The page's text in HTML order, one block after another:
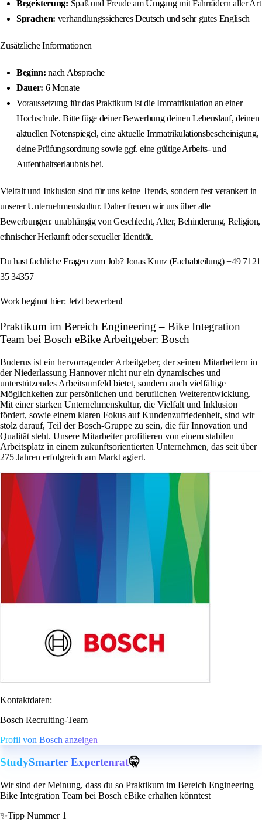
Begeisterung: Spaß und Freude am Umgang mit Fahrrädern aller Art
Sprachen: verhandlungssicheres Deutsch und sehr gutes Englisch
Zusätzliche Informationen
Beginn: nach Absprache
Dauer: 6 Monate
Voraussetzung für das Praktikum ist die Immatrikulation an einer
Hochschule. Bitte füge deiner Bewerbung deinen Lebenslauf, deinen
aktuellen Notenspiegel, eine aktuelle Immatrikulationsbescheinigung,
deine Prüfungsordnung sowie ggf. eine gültige Arbeits- und
Aufenthaltserlaubnis bei.
Vielfalt und Inklusion sind für uns keine Trends, sondern fest verankert in
unserer Unternehmenskultur. Daher freuen wir uns über alle
Bewerbungen: unabhängig von Geschlecht, Alter, Behinderung, Religion,
ethnischer Herkunft oder sexueller Identität.
Du hast fachliche Fragen zum Job? Jonas Kunz (Fachabteilung) +49 7121
35 34357
Work beginnt hier: Jetzt bewerben!
Praktikum im Bereich Engineering – Bike Integration
Team bei Bosch eBike Arbeitgeber: Bosch
Buderus ist ein hervorragender Arbeitgeber, der seinen Mitarbeitern in
der Niederlassung Hannover nicht nur ein dynamisches und
unterstützendes Arbeitsumfeld bietet, sondern auch vielfältige
Möglichkeiten zur persönlichen und beruflichen Weiterentwicklung.
Mit einer starken Unternehmenskultur, die Vielfalt und Inklusion
fördert, sowie einem klaren Fokus auf Kundenzufriedenheit, sind wir
stolz darauf, Teil der Bosch-Gruppe zu sein, die für Innovation und
Qualität steht. Unsere Mitarbeiter profitieren von einem stabilen
Arbeitsplatz in einem zukunftsorientierten Unternehmen, das seit über
275 Jahren erfolgreich am Markt agiert.
Kontaktdaten:
Bosch Recruiting-Team
Profil von Bosch anzeigen
StudySmarter Expertenrat🤫
Wir sind der Meinung, dass du so Praktikum im Bereich Engineering –
Bike Integration Team bei Bosch eBike erhalten könntest
✨Tipp Nummer 1